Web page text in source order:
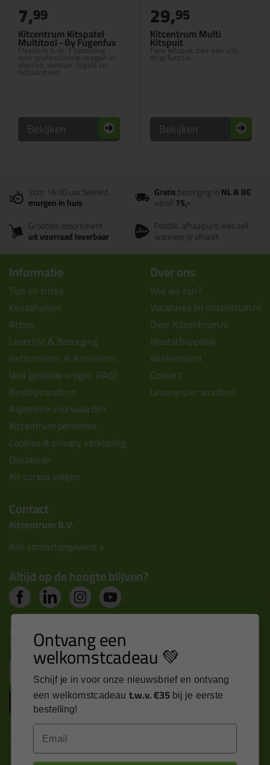
Kitcentrum Kitspatel
Multitool - By Fugenfux
Flexibele 6-in-1 oplossing
voor professionele voegen in
vloeren, sanitair, tegels en
natuursteen.
7,99
Bekijken
Kitcentrum Multi
Kitspuit
Fijne kitspuit met een anti
drup functie
29,95
Bekijken
Voor 16:00 uur besteld
morgen in huis
Gratisbezorging inNL & BE
vanaf75,-
Grootste assortiment
uit voorraad leverbaar
PostNL afhaalpunt: kies zelf
wanneer je afhaalt
Informatie
Tips en tricks
Keuzehulpen
Acties
Levertijd & Bezorging
Retourneren & Annuleren
Veel gestelde vragen (FAQ)
Bestelprocedure
Algemene voorwaarden
Kitcentrum berichten
Cookies & privacy verklaring
Disclaimer
Kit cursus volgen
Over ons
Wie wij zijn?
Vacatures bij kitcentrum.nl
Over Kitcentrum.nl
Maatschappelijk
Winkelmand
Contact
Leverancier worden?
Contact
Kitcentrum B.V.
Alle contactgegevens >
Altijd op de hoogte blijven?
Nieuws, tips en exclusieve deals rechtstreeks in je
inbox
Inschrijven
Kitcentrum is trots op:
Ontvang een
welkomstcadeau 💚
Schijf je in voor onze nieuwsbrief en ontvang
een welkomstcadeau t.w.v. €35 bij je eerste
bestelling!
Email